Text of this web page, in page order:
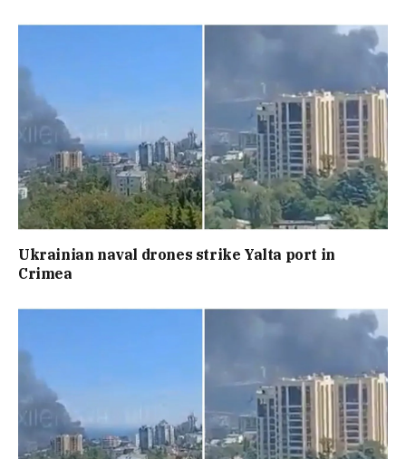
Ukrainian naval drones strike Yalta port in
Crimea